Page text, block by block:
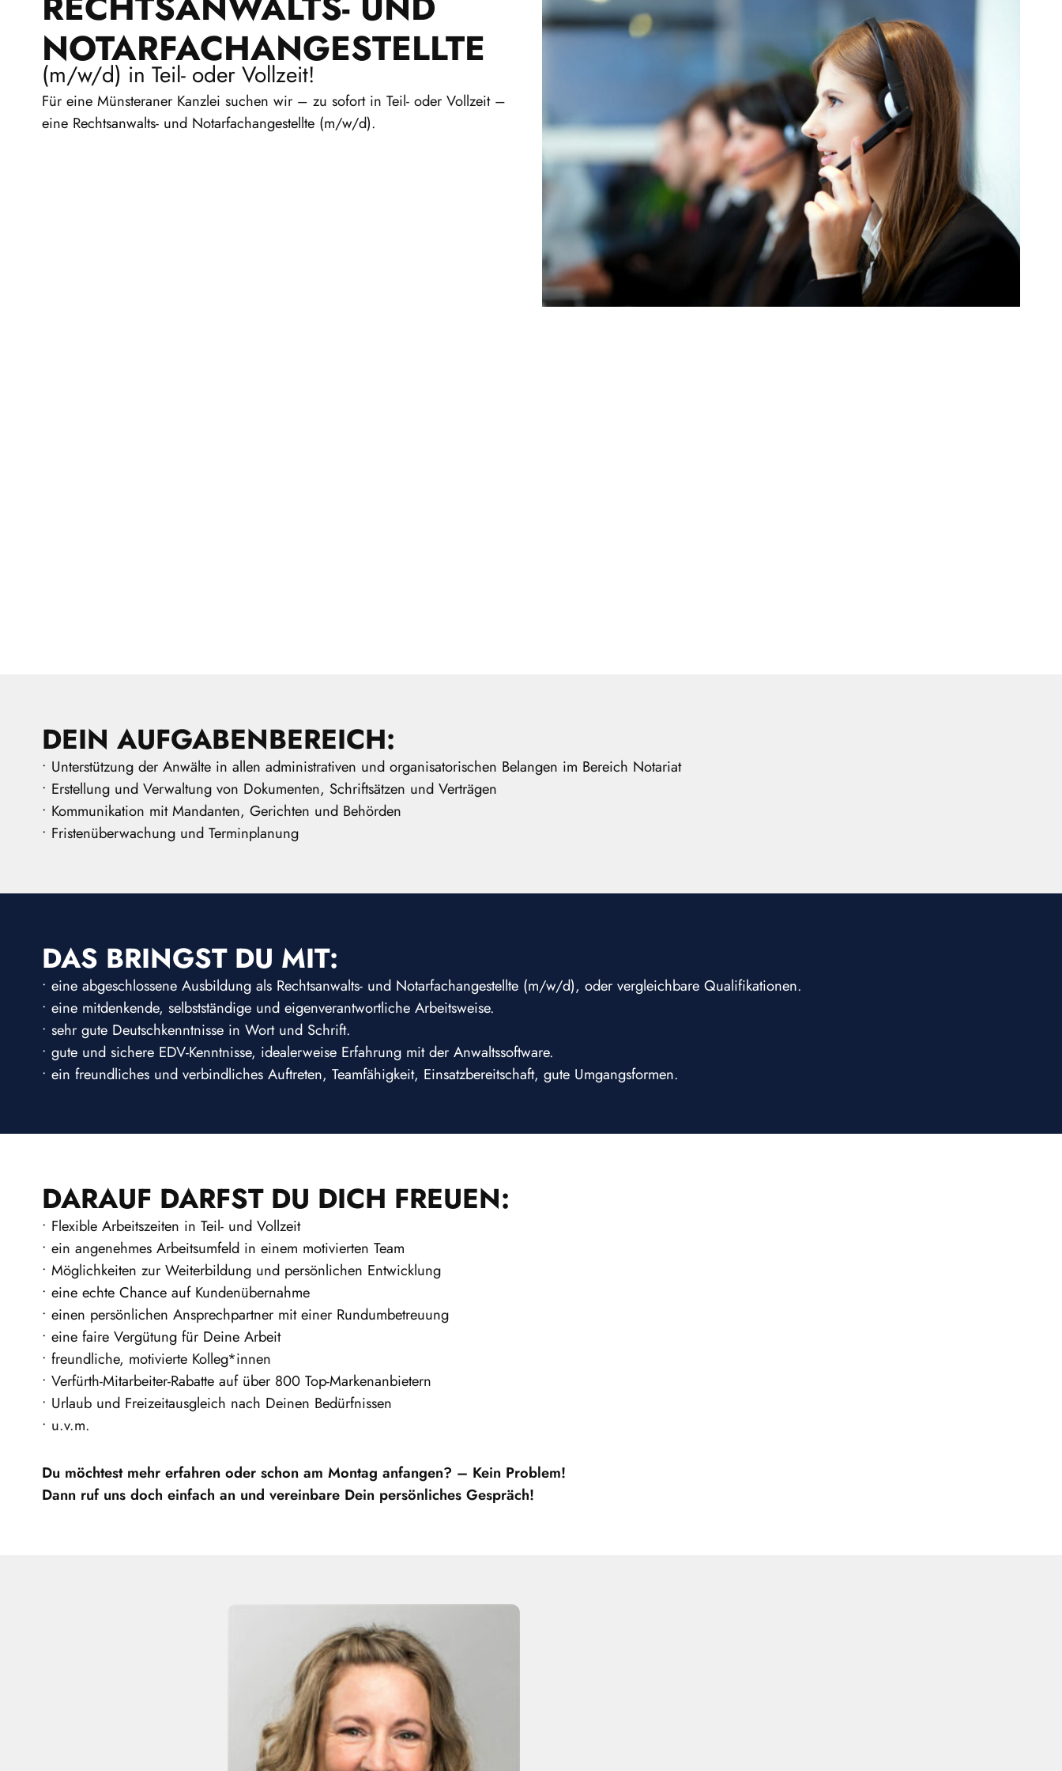
NOTARFACHANGESTELLTE
(m/w/d) in Teil- oder Vollzeit!
Für eine Münsteraner Kanzlei suchen wir – zu sofort in Teil- oder Vollzeit –
eine Rechtsanwalts- und Notarfachangestellte (m/w/d).
DEIN AUFGABENBEREICH:
• Unterstützung der Anwälte in allen administrativen und organisatorischen Belangen im Bereich Notariat
• Erstellung und Verwaltung von Dokumenten, Schriftsätzen und Verträgen
• Kommunikation mit Mandanten, Gerichten und Behörden
• Fristenüberwachung und Terminplanung
DAS BRINGST DU MIT:
• eine abgeschlossene Ausbildung als Rechtsanwalts- und Notarfachangestellte (m/w/d), oder vergleichbare Qualifikationen.
• eine mitdenkende, selbstständige und eigenverantwortliche Arbeitsweise.
• sehr gute Deutschkenntnisse in Wort und Schrift.
• gute und sichere EDV-Kenntnisse, idealerweise Erfahrung mit der Anwaltssoftware.
• ein freundliches und verbindliches Auftreten, Teamfähigkeit, Einsatzbereitschaft, gute Umgangsformen.
DARAUF DARFST DU DICH FREUEN:
• Flexible Arbeitszeiten in Teil- und Vollzeit
• ein angenehmes Arbeitsumfeld in einem motivierten Team
• Möglichkeiten zur Weiterbildung und persönlichen Entwicklung
• eine echte Chance auf Kundenübernahme
• einen persönlichen Ansprechpartner mit einer Rundumbetreuung
• eine faire Vergütung für Deine Arbeit
• freundliche, motivierte Kolleg*innen
• Verfürth-Mitarbeiter-Rabatte auf über 800 Top-Markenanbietern
• Urlaub und Freizeitausgleich nach Deinen Bedürfnissen
• u.v.m.
Du möchtest mehr erfahren oder schon am Montag anfangen? – Kein Problem!
Dann ruf uns doch einfach an und vereinbare Dein persönliches Gespräch!